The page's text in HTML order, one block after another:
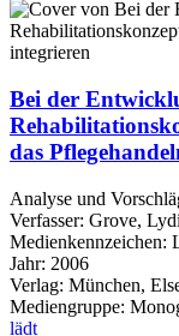
Bei der
das
Analyse und
Verfasser: Grove,
Medienkennzeichen:
Jahr: 2006
Verlag: München,
Mediengruppe:
lädt